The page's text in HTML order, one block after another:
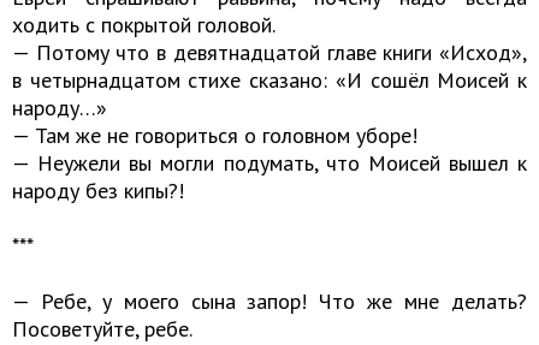
ходить с покрытой головой.
— Потому что в девятнадцатой главе книги «Исход»,
в четырнадцатом стихе сказано: «И сошёл Моисей к
народу…»
— Там же не говориться о головном уборе!
— Неужели вы могли подумать, что Моисей вышел к
народу без кипы?!
***
— Ребе, у моего сына запор! Что же мне делать?
Посоветуйте, ребе.